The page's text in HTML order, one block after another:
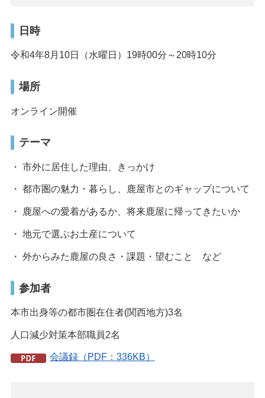
日時
令和4年8月10日（水曜日）19時00分～20時10分
場所
オンライン開催
テーマ
・ 市外に居住した理由、きっかけ
・ 都市圏の魅力・暮らし、鹿屋市とのギャップについて
・ 鹿屋への愛着があるか、将来鹿屋に帰ってきたいか
・ 地元で選ぶお土産について
・ 外からみた鹿屋の良さ・課題・望むこと など
参加者
本市出身等の都市圏在住者(関西地方)3名
人口減少対策本部職員2名
会議録（PDF：336KB）